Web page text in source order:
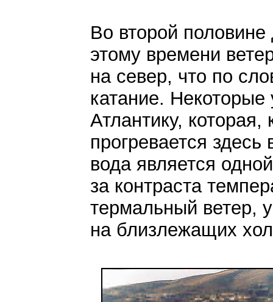
Во второй
этому времени
на север, что по
катание.
Атлантику,
прогревается
вода является
за контраста
термальный ветер,
на близлежащих